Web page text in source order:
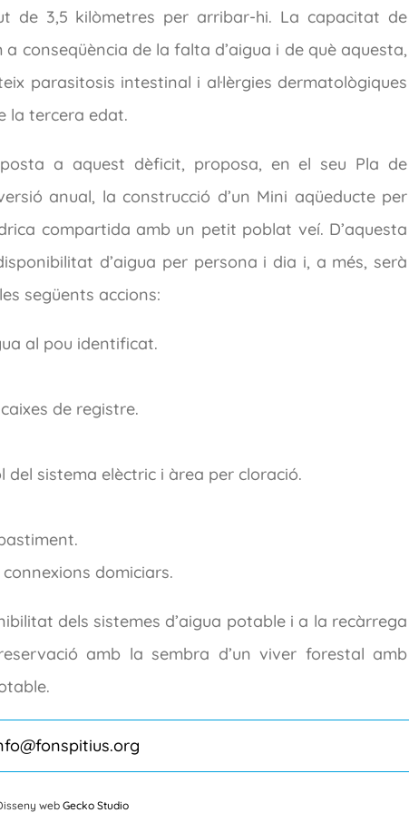
de 3,5 kilòmetres per arribar-hi. La capacitat de
conseqüència de la falta d’aigua i de què aquesta,
parasitosis intestinal i al·lèrgies dermatològiques
la tercera edat.
a aquest dèficit, proposa, en el seu Pla de
anual, la construcció d’un Mini aqüeducte per
compartida amb un petit poblat veí. D’aquesta
d’aigua per persona i dia i, a més, serà
següents accions:
al pou identificat.
de registre.
sistema elèctric i àrea per cloració.
domiciars.
dels sistemes d’aigua potable i a la recàrrega
amb la sembra d’un viver forestal amb
webGecko Studio